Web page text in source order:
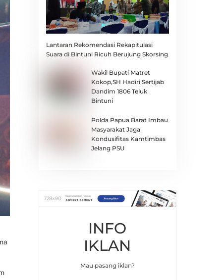
Lantaran Rekomendasi Rekapitulasi
Suara di Bintuni Ricuh Berujung Skorsing
Wakil Bupati Matret
Kokop,SH Hadiri Sertijab
Dandim 1806 Teluk
Bintuni
Polda Papua Barat Imbau
Masyarakat Jaga
Kondusifitas Kamtimbas
Jelang PSU
INFO
IKLAN
Mau pasang iklan?